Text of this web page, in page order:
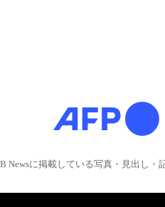
Newsに掲載している写真・見出し・